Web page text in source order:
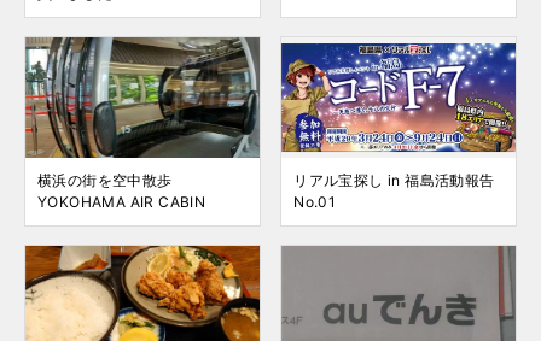
横浜の街を空中散歩
YOKOHAMA AIR CABIN
リアル宝探し in 福島活動報告
No.01